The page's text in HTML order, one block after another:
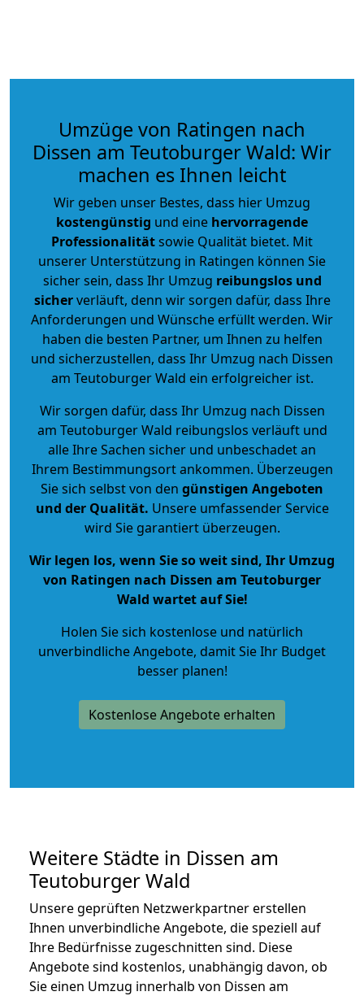
Umzüge von Ratingen nach
Dissen am Teutoburger Wald: Wir
machen es Ihnen leicht
Wir geben unser Bestes, dass hier Umzug
kostengünstig und eine hervorragende
Professionalitätsowie Qualität bietet. Mit
unserer Unterstützung in Ratingen können Sie
sicher sein, dass Ihr Umzug reibungslos und
sicherverläuft, denn wir sorgen dafür, dass Ihre
Anforderungen und Wünsche erfüllt werden. Wir
haben die besten Partner, um Ihnen zu helfen
und sicherzustellen, dass Ihr Umzug nach Dissen
am Teutoburger Wald ein erfolgreicher ist.
Wir sorgen dafür, dass Ihr Umzug nach Dissen
am Teutoburger Wald reibungslos verläuft und
alle Ihre Sachen sicher und unbeschadet an
Ihrem Bestimmungsort ankommen. Überzeugen
Sie sich selbst von den günstigen Angeboten
und der Qualität. Unsere umfassender Service
wird Sie garantiert überzeugen.
Wir legen los, wenn Sie so weit sind, Ihr Umzug
von Ratingen nach Dissen am Teutoburger
Wald wartet auf Sie!
Holen Sie sich kostenlose und natürlich
unverbindliche Angebote, damit Sie Ihr Budget
besser planen!
Kostenlose Angebote erhalten
Weitere Städte in Dissen am
Teutoburger Wald
Unsere geprüften Netzwerkpartner erstellen
Ihnen unverbindliche Angebote, die speziell auf
Ihre Bedürfnisse zugeschnitten sind. Diese
Angebote sind kostenlos, unabhängig davon, ob
Sie einen Umzug innerhalb von Dissen am